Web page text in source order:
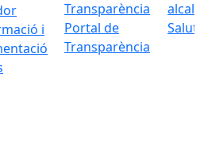
i
Portal de
Transparència